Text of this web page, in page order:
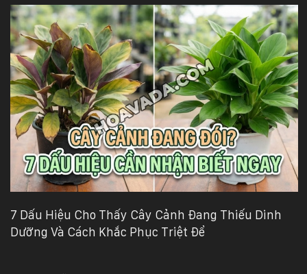
Thọ
-
Cẩm
Lệ
-
Đà
nẵng
132
168
Chí
-
Hòa
7 Dấu Hiệu Cho Thấy Cây Cảnh Đang Thiếu Dinh
Dưỡng Và Cách Khắc Phục Triệt Để